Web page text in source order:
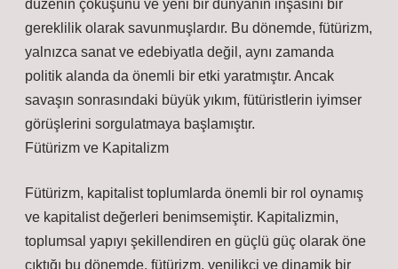
düzenin çöküşünü ve yeni bir dünyanın inşasını bir
gereklilik olarak savunmuşlardır. Bu dönemde, fütürizm,
yalnızca sanat ve edebiyatla değil, aynı zamanda
politik alanda da önemli bir etki yaratmıştır. Ancak
savaşın sonrasındaki büyük yıkım, fütüristlerin iyimser
görüşlerini sorgulatmaya başlamıştır.
Fütürizm ve Kapitalizm
Fütürizm, kapitalist toplumlarda önemli bir rol oynamış
ve kapitalist değerleri benimsemiştir. Kapitalizmin,
toplumsal yapıyı şekillendiren en güçlü güç olarak öne
çıktığı bu dönemde, fütürizm, yenilikçi ve dinamik bir